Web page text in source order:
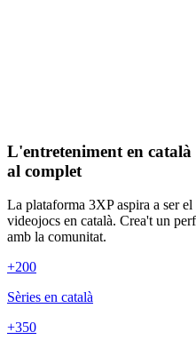
L'entreteniment en català
al complet
La plataforma 3XP aspira a ser
videojocs en català. Crea't un
amb la comunitat.
+200
Sèries en català
+350